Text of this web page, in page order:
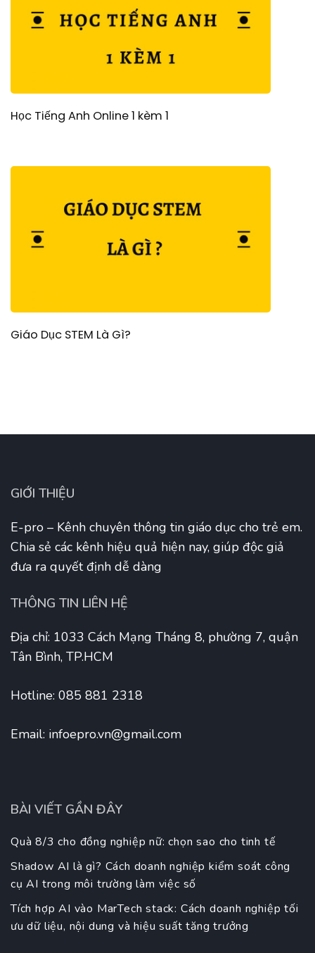
Học Tiếng Anh Online 1 kèm 1
Giáo Dục STEM Là Gì?
GIỚI THIỆU
E-pro – Kênh chuyên thông tin giáo dục cho trẻ em.
Chia sẻ các kênh hiệu quả hiện nay, giúp độc giả
đưa ra quyết định dễ dàng
THÔNG TIN LIÊN HỆ
Địa chỉ: 1033 Cách Mạng Tháng 8, phường 7, quận
Tân Bình, TP.HCM
Hotline: 085 881 2318
Email: infoepro.vn@gmail.com
BÀI VIẾT GẦN ĐÂY
Quà 8/3 cho đồng nghiệp nữ: chọn sao cho tinh tế
Shadow AI là gì? Cách doanh nghiệp kiểm soát công
cụ AI trong môi trường làm việc số
Tích hợp AI vào MarTech stack: Cách doanh nghiệp tối
ưu dữ liệu, nội dung và hiệu suất tăng trưởng